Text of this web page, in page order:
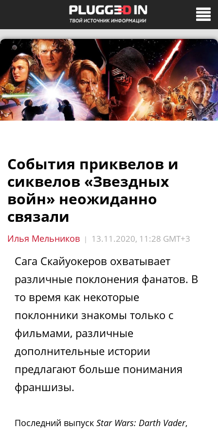
События приквелов и
сиквелов «Звездных
войн» неожиданно
связали
Илья Мельников | 13.11.2020, 11:28 GMT+3
Сага Скайуокеров охватывает
различные поклонения фанатов. В
то время как некоторые
поклонники знакомы только с
фильмами, различные
дополнительные истории
предлагают больше понимания
франшизы.
Последний выпуск Star Wars: Darth Vader,